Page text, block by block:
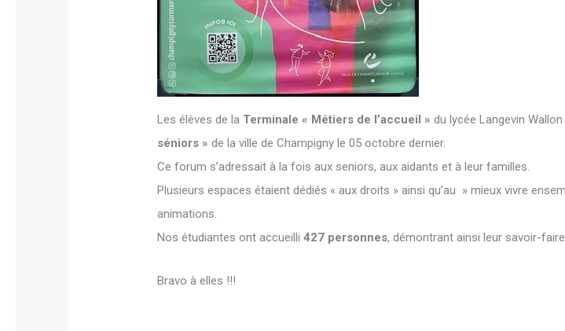
Les élèves de la Terminale « Métiers de l’accueil » du lycée Langevin
séniors » de la ville de Champigny le 05 octobre dernier.
Ce forum s’adressait à la fois aux seniors, aux aidants et à leur familles.
Plusieurs espaces étaient dédiés « aux droits » ainsi qu’au » mieux vivre
animations.
Nos étudiantes ont accueilli 427 personnes, démontrant ainsi leur savoir-
Bravo à elles !!!